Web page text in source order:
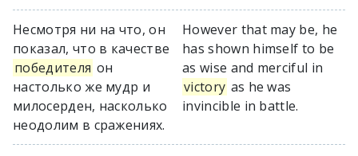
Несмотря ни на что, он
показал, что в качестве
победителя он
настолько же мудр и
милосерден, насколько
неодолим в сражениях.
However that may be, he
has shown himself to be
as wise and merciful in
victory as he was
invincible in battle.